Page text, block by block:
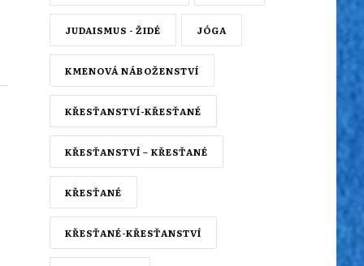
JUDAISMUS - ŽIDÉ JÓGA
KMENOVÁ NÁBOŽENSTVÍ
KŘESŤANSTVÍ-KŘESŤANÉ
KŘESŤANSTVÍ – KŘESŤANÉ
KŘESŤANÉ
KŘESŤANÉ-KŘESŤANSTVÍ